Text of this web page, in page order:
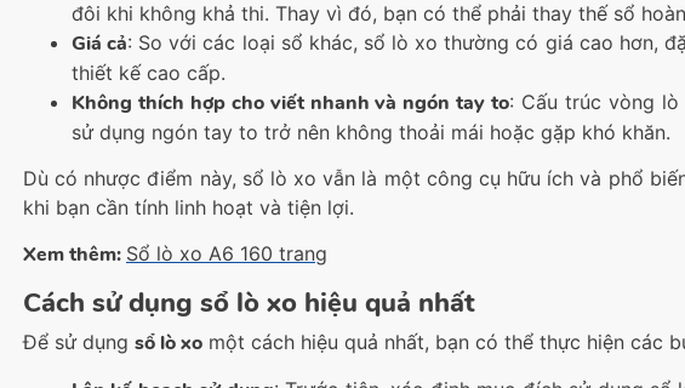
đôi khi không khả thi. Thay vì đó, bạn có thể phải thay thế sổ
Giá cả: So với các loại sổ khác, sổ lò xo thường có giá cao hơn,
thiết kế cao cấp.
Không thích hợp cho viết nhanh và ngón tay to: Cấu trúc vòng
sử dụng ngón tay to trở nên không thoải mái hoặc gặp khó khăn.
Dù có nhược điểm này, sổ lò xo vẫn là một công cụ hữu ích và phổ
khi bạn cần tính linh hoạt và tiện lợi.
Xem thêm: Sổ lò xo A6 160 trang
Cách sử dụng sổ lò xo hiệu quả nhất
Để sử dụng sổ lò xo một cách hiệu quả nhất, bạn có thể thực hiện các